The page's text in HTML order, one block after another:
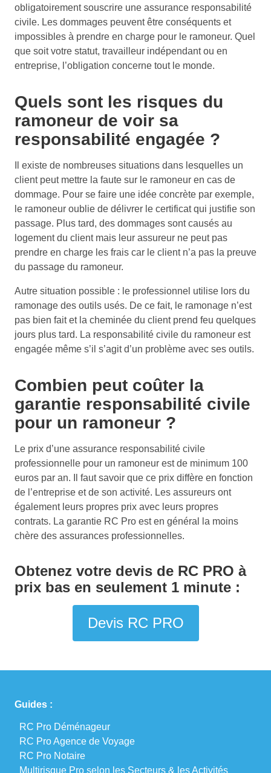
obligatoirement souscrire une assurance responsabilité
civile. Les dommages peuvent être conséquents et
impossibles à prendre en charge pour le ramoneur. Quel
que soit votre statut, travailleur indépendant ou en
entreprise, l’obligation concerne tout le monde.
Quels sont les risques du
ramoneur de voir sa
responsabilité engagée ?
Il existe de nombreuses situations dans lesquelles un
client peut mettre la faute sur le ramoneur en cas de
dommage. Pour se faire une idée concrète par exemple,
le ramoneur oublie de délivrer le certificat qui justifie son
passage. Plus tard, des dommages sont causés au
logement du client mais leur assureur ne peut pas
prendre en charge les frais car le client n’a pas la preuve
du passage du ramoneur.
Autre situation possible : le professionnel utilise lors du
ramonage des outils usés. De ce fait, le ramonage n’est
pas bien fait et la cheminée du client prend feu quelques
jours plus tard. La responsabilité civile du ramoneur est
engagée même s’il s’agit d’un problème avec ses outils.
Combien peut coûter la
garantie responsabilité civile
pour un ramoneur ?
Le prix d’une assurance responsabilité civile
professionnelle pour un ramoneur est de minimum 100
euros par an. Il faut savoir que ce prix diffère en fonction
de l’entreprise et de son activité. Les assureurs ont
également leurs propres prix avec leurs propres
contrats. La garantie RC Pro est en général la moins
chère des assurances professionnelles.
Obtenez votre devis de RC PRO à
prix bas en seulement 1 minute :
Devis RC PRO
Guides :
RC Pro Déménageur
RC Pro Agence de Voyage
RC Pro Notaire
Multirisque Pro selon les Secteurs & les Activités